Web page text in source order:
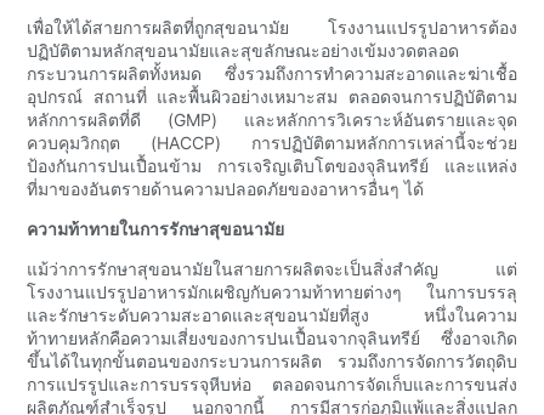
เพื่อให้ได้สายการผลิตที่ถูกสุขอนามัย โรงงานแปรรูปอาหารต้อง
ปฏิบัติตามหลักสุขอนามัยและสุขลักษณะอย่างเข้มงวดตลอด
กระบวนการผลิตทั้งหมด ซึ่งรวมถึงการทำความสะอาดและฆ่าเชื้อ
อุปกรณ์ สถานที่ และพื้นผิวอย่างเหมาะสม ตลอดจนการปฏิบัติตาม
หลักการผลิตที่ดี (GMP) และหลักการวิเคราะห์อันตรายและจุด
ควบคุมวิกฤต (HACCP) การปฏิบัติตามหลักการเหล่านี้จะช่วย
ป้องกันการปนเปื้อนข้าม การเจริญเติบโตของจุลินทรีย์ และแหล่ง
ที่มาของอันตรายด้านความปลอดภัยของอาหารอื่นๆ ได้
ความท้าทายในการรักษาสุขอนามัย
แม้ว่าการรักษาสุขอนามัยในสายการผลิตจะเป็นสิ่งสำคัญ แต่
โรงงานแปรรูปอาหารมักเผชิญกับความท้าทายต่างๆ ในการบรรลุ
และรักษาระดับความสะอาดและสุขอนามัยที่สูง หนึ่งในความ
ท้าทายหลักคือความเสี่ยงของการปนเปื้อนจากจุลินทรีย์ ซึ่งอาจเกิด
ขึ้นได้ในทุกขั้นตอนของกระบวนการผลิต รวมถึงการจัดการวัตถุดิบ
การแปรรูปและการบรรจุหีบห่อ ตลอดจนการจัดเก็บและการขนส่ง
ผลิตภัณฑ์สำเร็จรูป นอกจากนี้ การมีสารก่อภูมิแพ้และสิ่งแปลก